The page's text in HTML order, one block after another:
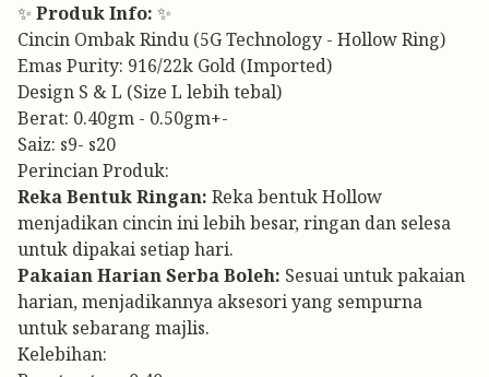
✨ Produk Info: ✨
Cincin Ombak Rindu (5G Technology - Hollow Ring)
Emas Purity: 916/22k Gold (Imported)
Design S & L (Size L lebih tebal)
Berat: 0.40gm - 0.50gm+-
Saiz: s9- s20
Perincian Produk:
Reka Bentuk Ringan: Reka bentuk Hollow
menjadikan cincin ini lebih besar, ringan dan selesa
untuk dipakai setiap hari.
Pakaian Harian Serba Boleh: Sesuai untuk pakaian
harian, menjadikannya aksesori yang sempurna
untuk sebarang majlis.
Kelebihan: